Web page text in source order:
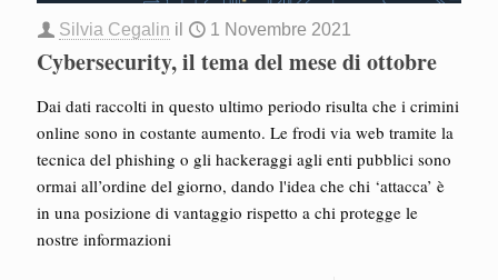
Silvia Cegalin il 1 Novembre 2021
Cybersecurity, il tema del mese di ottobre
Dai dati raccolti in questo ultimo periodo risulta che i crimini
online sono in costante aumento. Le frodi via web tramite la
tecnica del phishing o gli hackeraggi agli enti pubblici sono
ormai all’ordine del giorno, dando l'idea che chi ‘attacca’ è
in una posizione di vantaggio rispetto a chi protegge le
nostre informazioni